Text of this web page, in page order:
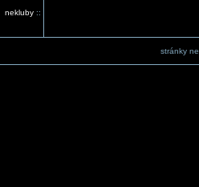
nekluby::
stránky